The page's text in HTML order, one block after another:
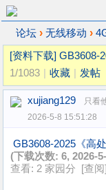
论坛 › 无线移动 ›
[资料下载] GB3608-
1/1083
收藏 发帖
xujiang129
只看
2026-5-8 15:51:28
GB3608-2025《高
(下载次数: 6, 2026-
查看: 2 家园分 [查阅]